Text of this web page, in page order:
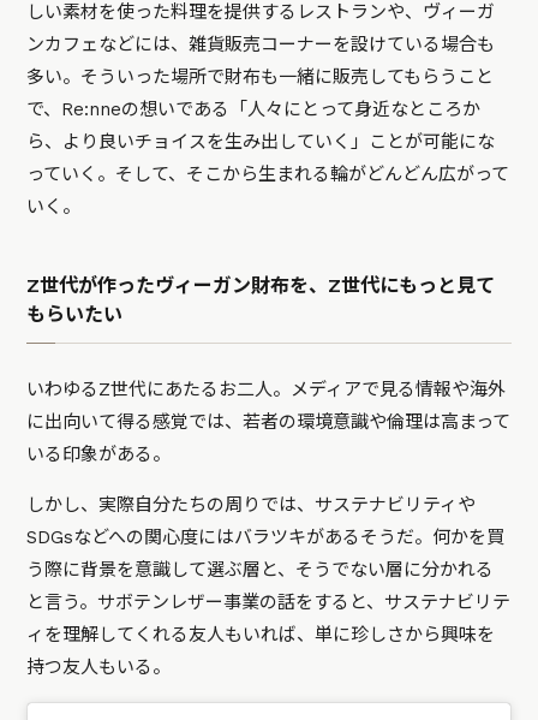
しい素材を使った料理を提供するレストランや、ヴィーガ
ンカフェなどには、雑貨販売コーナーを設けている場合も
多い。そういった場所で財布も一緒に販売してもらうこと
で、Re:nneの想いである「人々にとって身近なところか
ら、より良いチョイスを生み出していく」ことが可能にな
っていく。そして、そこから生まれる輪がどんどん広がって
いく。
Z世代が作ったヴィーガン財布を、Z世代にもっと見て
もらいたい
いわゆるZ世代にあたるお二人。メディアで見る情報や海外
に出向いて得る感覚では、若者の環境意識や倫理は高まって
いる印象がある。
しかし、実際自分たちの周りでは、サステナビリティや
SDGsなどへの関心度にはバラツキがあるそうだ。何かを買
う際に背景を意識して選ぶ層と、そうでない層に分かれる
と言う。サボテンレザー事業の話をすると、サステナビリテ
ィを理解してくれる友人もいれば、単に珍しさから興味を
持つ友人もいる。